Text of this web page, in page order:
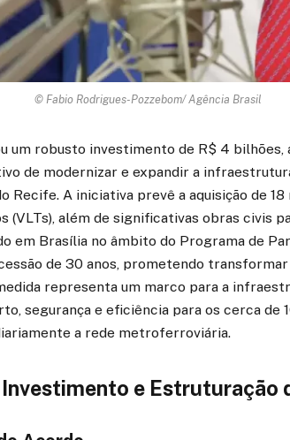
© Fabio Rodrigues-Pozzebom/ Agência Brasil
um robusto investimento de R$ 4 bilhões,
de modernizar e expandir a
Recife. A iniciativa prevê a aquisição de
(VLTs), além de significativas obras civis
em Brasília no âmbito do Programa de
de 30 anos, prometendo
representa um marco para a
segurança e eficiência para os cerca de
a rede metroferroviária.
e Estruturação